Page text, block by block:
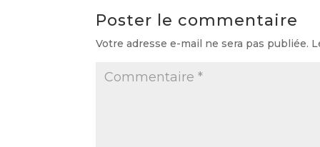
Poster le commentaire
Votre adresse e-mail ne sera pas publiée.